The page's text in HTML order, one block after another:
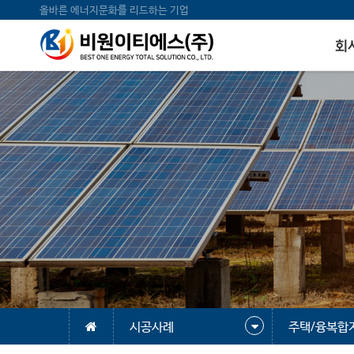
올바른 에너지문화를 리드하는 기업
회
시공사례 주택/융복합